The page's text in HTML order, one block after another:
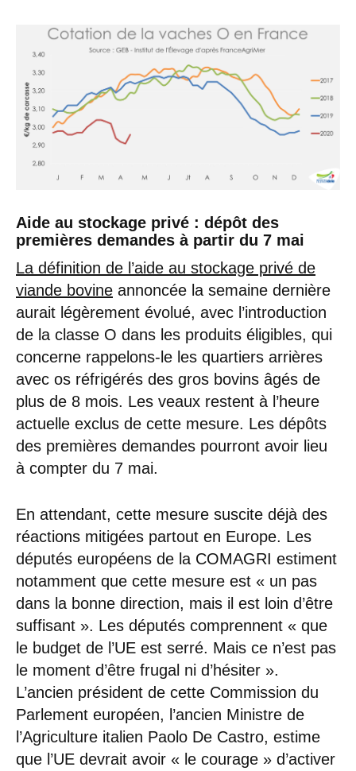
Aide au stockage privé : dépôt des
premières demandes à partir du 7 mai
La définition de l’aide au stockage privé de
viande bovine annoncée la semaine dernière
aurait légèrement évolué, avec l’introduction
de la classe O dans les produits éligibles, qui
concerne rappelons-le les quartiers arrières
avec os réfrigérés des gros bovins âgés de
plus de 8 mois. Les veaux restent à l’heure
actuelle exclus de cette mesure. Les dépôts
des premières demandes pourront avoir lieu
à compter du 7 mai.
En attendant, cette mesure suscite déjà des
réactions mitigées partout en Europe. Les
députés européens de la COMAGRI estiment
notamment que cette mesure est « un pas
dans la bonne direction, mais il est loin d’être
suffisant ». Les députés comprennent « que
le budget de l’UE est serré. Mais ce n’est pas
le moment d’être frugal ni d’hésiter ».
L’ancien président de cette Commission du
Parlement européen, l’ancien Ministre de
l’Agriculture italien Paolo De Castro, estime
que l’UE devrait avoir « le courage » d’activer